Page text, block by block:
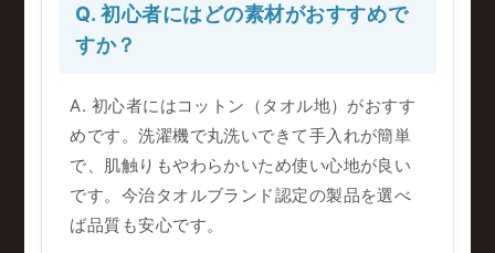
Q. 初心者にはどの素材がおすすめで
すか？
A. 初心者にはコットン（タオル地）がおすす
めです。洗濯機で丸洗いできて手入れが簡単
で、肌触りもやわらかいため使い心地が良い
です。今治タオルブランド認定の製品を選べ
ば品質も安心です。